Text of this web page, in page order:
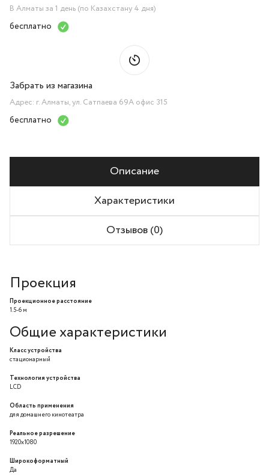
В Алматы за 1 день (по Казахстану 4 дня)
бесплатно
Забрать из магазина
Адрес: г. Алматы, ул. Сатпаева 69А офис 315
бесплатно
Описание
Характеристики
Отзывов (0)
Проекция
Проекционное расстояние
1.5-6 м
Общие характеристики
Класс устройства
стационарный
Технология устройства
LCD
Область применения
для домашнего кинотеатра
Реальное разрешение
1920x1080
Широкоформатный
Да